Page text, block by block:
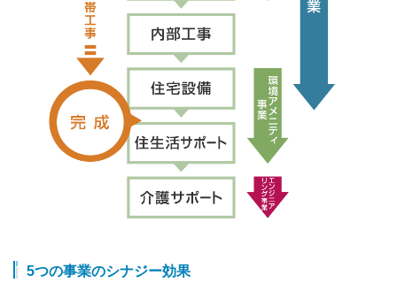
5つの事業のシナジー効果